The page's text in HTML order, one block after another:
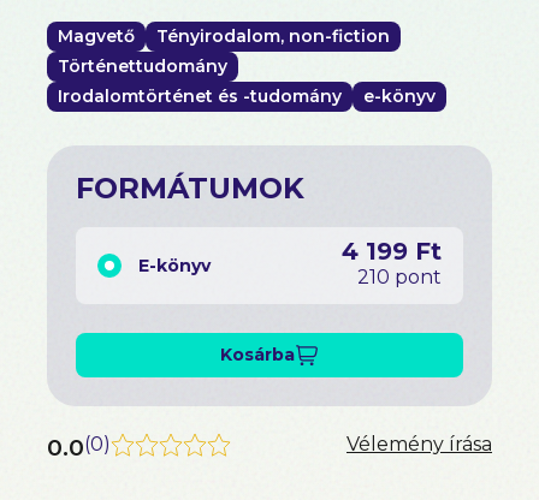
Magvető
Tényirodalom, non-fiction
Történettudomány
Irodalomtörténet és -tudomány
e-könyv
FORMÁTUMOK
E-könyv 4 199 Ft
210 pont
Kosárba
0.0(0) Vélemény írása